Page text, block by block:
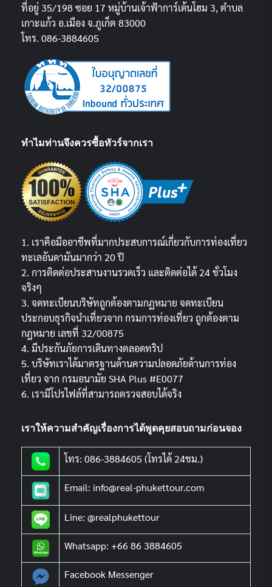
ที่อยู่ 35/198 ซอย 17 หมู่บ้านเจ้าฟ้าการ์เด้นโฮม 3, ตำบล
เกาะแก้ว อ.เมือง จ.ภูเก็ต 83000
โทร. 086-3884605
ทำไมท่านจึงควรซื้อทัวร์จากเรา
1. เราคือมืออาชีพที่มากประสบการณ์เกี่ยวกับการท่องเที่ยว
ทะเลอันดามันมากว่า 20 ปี
2. การติดต่อประสานงานรวดเร็ว และติดต่อได้ 24 ชั่วโมง
จริงๆ
3. จดทะเบียนบริษัทถูกต้องตามกฏหมาย จดทะเบียน
ประกอบธุรกิจนำเที่ยวจาก กรมการท่องเที่ยว ถูกต้องตาม
กฎหมาย เลขที่ 32/00875
4. มีประกันภัยการเดินทางตลอดทริป
5. บริษัทเราได้มาตรฐานด้านความปลอดภัยด้านการท่อง
เที่ยว จาก กรมอนามัย SHA Plus #E0077
6. เรามีโปรไฟล์ที่สามารถตรวจสอบได้จริง
เราให้ความสำคัญเรื่องการได้พูดคุยสอบถามก่อนจอง
โทร: 086-3884605 (โทรได้ 24ชม.)
Email: info@real-phukettour.com
Line: @realphukettour
Whatsapp: +66 86 3884605
Facebook Messenger